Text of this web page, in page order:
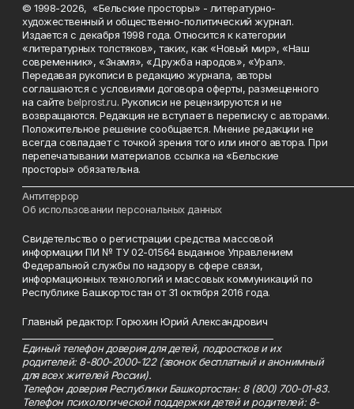
© 1998-2026, «Бельские просторы» - литературно-
художественный и общественно-политический журнал.
Издается с декабря 1998 года. Относится к категории
«литературных толстяков», таких, как «Новый мир», «Наш
современник», «Знамя», «Дружба народов», «Урал».
Передавая рукописи в редакцию журнала, авторы
соглашаются с условиями договора оферты, размещенного
на сайтеbelprost.ru. Рукописи не рецензируются и не
возвращаются. Редакция не вступает в переписку с авторами.
Положительное решение сообщается. Мнение редакции не
всегда совпадает с точкой зрения того или иного автора. При
перепечатывании материалов ссылка на «Бельские
просторы» обязательна.
Антитеррор
Об использовании персональных данных
Свидетельство о регистрации средства массовой
информации ПИ № ТУ 02-01564 выданное Управлением
Федеральной службы по надзору в сфере связи,
информационных технологий и массовых коммуникаций по
Республике Башкортостан от 31 октября 2016 года.
Главный редактор: Горюхин Юрий Александрович
Единый телефон доверия для детей, подростков и их
родителей: 8-800-2000-122 (звонок бесплатный и анонимный
для всех жителей России).
Телефон доверия Республики Башкортостан: 8 (800) 700-01-83.
Телефон психологической поддержки детей и родителей: 8-